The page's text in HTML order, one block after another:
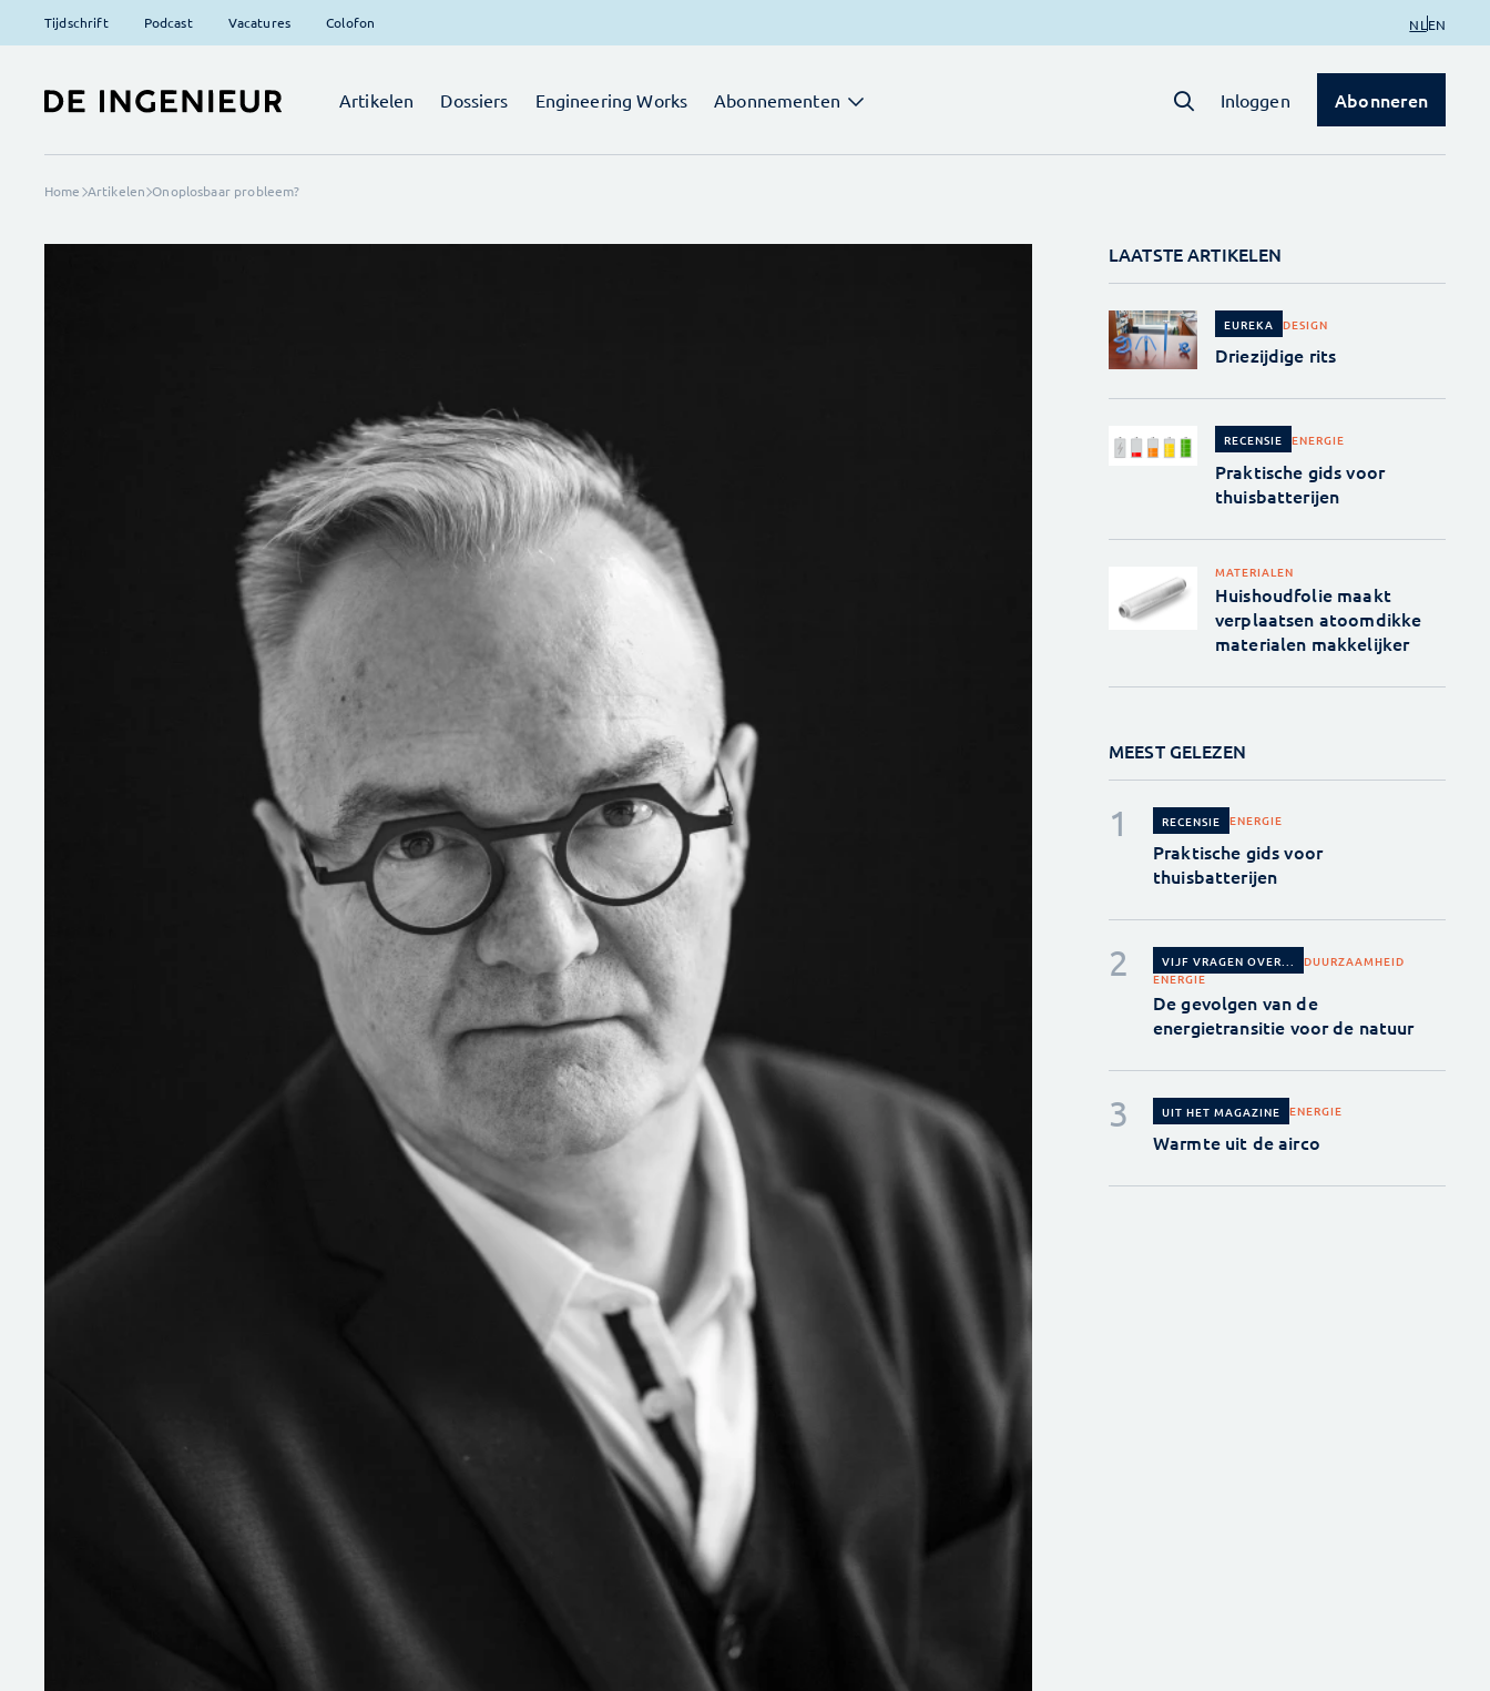
Tijdschrift Podcast Vacatures Colofon NL EN
Artikelen Dossiers Engineering Works Abonnementen Inloggen Abonneren
Home Artikelen Onoplosbaar probleem?
LAATSTE ARTIKELEN
EUREKA DESIGN
Driezijdige rits
RECENSIE ENERGIE
Praktische gids voor
thuisbatterijen
MATERIALEN
Huishoudfolie maakt
verplaatsen atoomdikke
materialen makkelijker
MEEST GELEZEN
RECENSIE ENERGIE
Praktische gids voor
thuisbatterijen
VIJF VRAGEN OVER...
DUURZAAMHEID
ENERGIE
De gevolgen van de
energietransitie voor de natuur
UIT HET MAGAZINE ENERGIE
Warmte uit de airco